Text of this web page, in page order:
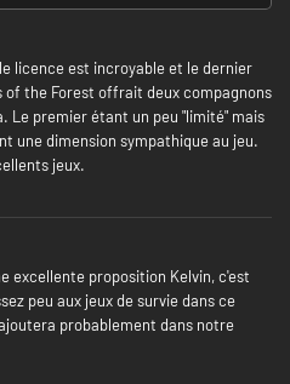
licence est incroyable et le dernier
of the Forest offrait deux compagnons
Le premier étant un peu "limité" mais
une dimension sympathique au jeu.
jeux.
excellente proposition Kelvin, c'est
peu aux jeux de survie dans ce
probablement dans notre